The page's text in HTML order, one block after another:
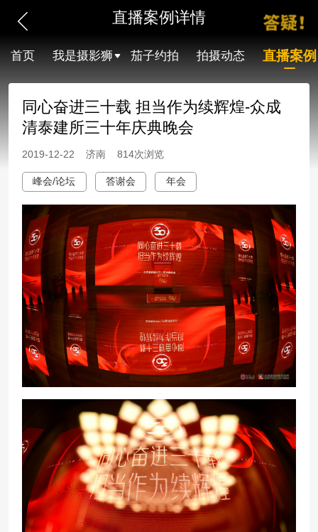
直播案例详情
首页 我是摄影狮 茄子约拍 拍摄动态 直播案例
同心奋进三十载 担当作为续辉煌-众成
清泰建所三十年庆典晚会
2019-12-22 济南 814次浏览
峰会/论坛 答谢会 年会